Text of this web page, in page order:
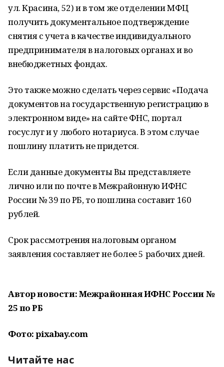
ул. Красина, 52) и в том же отделении МФЦ
получить документальное подтверждение
снятия с учета в качестве индивидуального
предпринимателя в налоговых органах и во
внебюджетных фондах.
Это также можно сделать через сервис «Подача
документов на государственную регистрацию в
электронном виде» на сайте ФНС, портал
госуслуг и у любого нотариуса. В этом случае
пошлину платить не придется.
Если данные документы Вы представляете
лично или по почте в Межрайонную ИФНС
России № 39 по РБ, то пошлина составит 160
рублей.
Срок рассмотрения налоговым органом
заявления составляет не более 5 рабочих дней.
Автор новости: Межрайонная ИФНС России №
25 по РБ
Фото: pixabay.com
Читайте нас